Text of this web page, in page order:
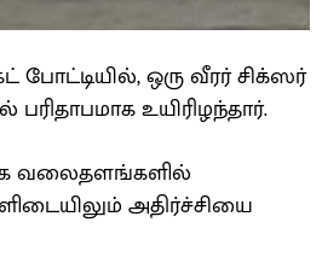
போட்டியில், ஒரு வீரர் சிக்ஸர்
உயிரிழந்தார்.
வலைதளங்களில்
அதிர்ச்சியை